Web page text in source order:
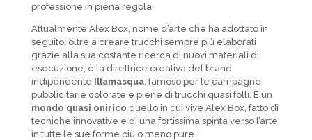
professione in piena regola.
Attualmente Alex Box, nome d’arte che ha adottato in
seguito, oltre a creare trucchi sempre più elaborati
grazie alla sua costante ricerca di nuovi materiali di
esecuzione, è la direttrice creativa del brand
indipendente Illamasqua, famoso per le campagne
pubblicitarie colorate e piene di trucchi quasi folli. È un
mondo quasi onirico quello in cui vive Alex Box, fatto di
tecniche innovative e di una fortissima spinta verso l’arte
in tutte le sue forme più o meno pure.